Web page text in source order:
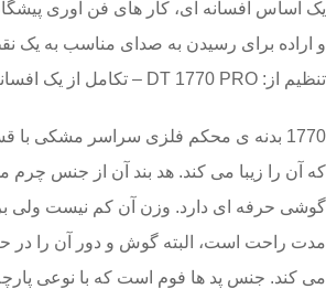
یک اساس افسانه ای، کار های فن آوری
و اراده برای رسیدن به صدای مناسب به یک
تنظیم از: DT 1770 PRO – تکامل از یک افسانه استودیو.
1770 بدنه ی محکم فلزی سراسر مشکی با
که آن را زیبا می کند. هد بند آن از جنس
گوشی حرفه ای دارد. وزن آن كم نیست ولی
مدت راحت است، البته گوش و دور آن را در
می کند. جنس پد ها فوم است که با نوعی